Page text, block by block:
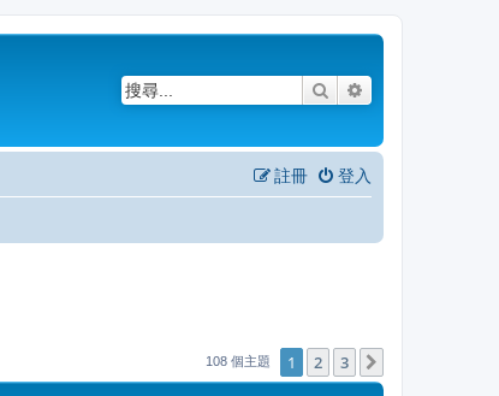
搜尋
登入
註冊
108 個主題 1 2 3